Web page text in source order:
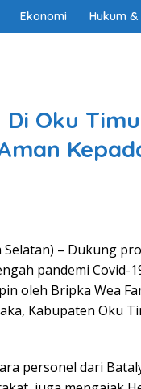
Ekonomi Hukum
Di Oku
Selatan) – Dukung
pandemi Covid-
oleh Bripka Wea
Kabupaten Oku
personel dari